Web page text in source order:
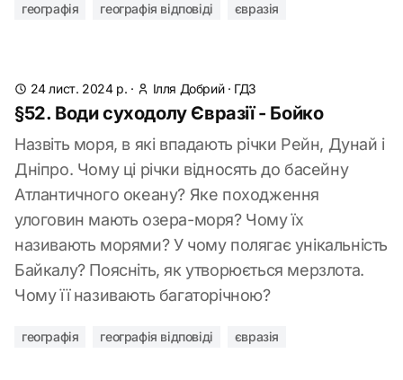
географія географія відповіді євразія
24 лист. 2024 р. · Ілля Добрий· ГДЗ
§52. Води суходолу Євразії - Бойко
Назвіть моря, в які впадають річки Рейн, Дунай і
Дніпро. Чому ці річки відносять до басейну
Атлантичного океану? Яке походження
улоговин мають озера-моря? Чому їх
називають морями? У чому полягає унікальність
Байкалу? Поясніть, як утворюється мерзлота.
Чому її називають багаторічною?
географія географія відповіді євразія